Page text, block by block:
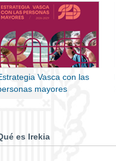
Vasca con las
mayores
es Irekia